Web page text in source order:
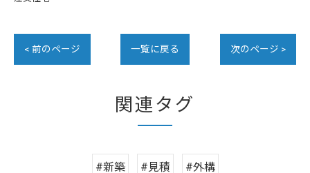
< 前のページ 一覧に戻る 次のページ >
関連タグ
#新築 #見積 #外構